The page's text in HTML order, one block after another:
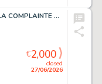
TILLIER, BEATRICE (1972) LA COMPLAINTE DES LANDES PERDUES,...
closed
27/06/2026
€2,000